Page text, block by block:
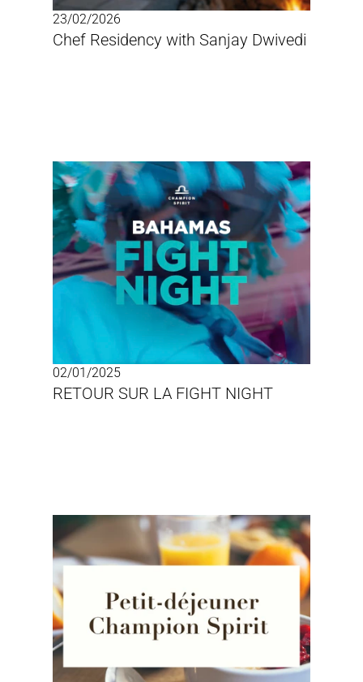
23/02/2026
Chef Residency with Sanjay Dwivedi
02/01/2025
RETOUR SUR LA FIGHT NIGHT